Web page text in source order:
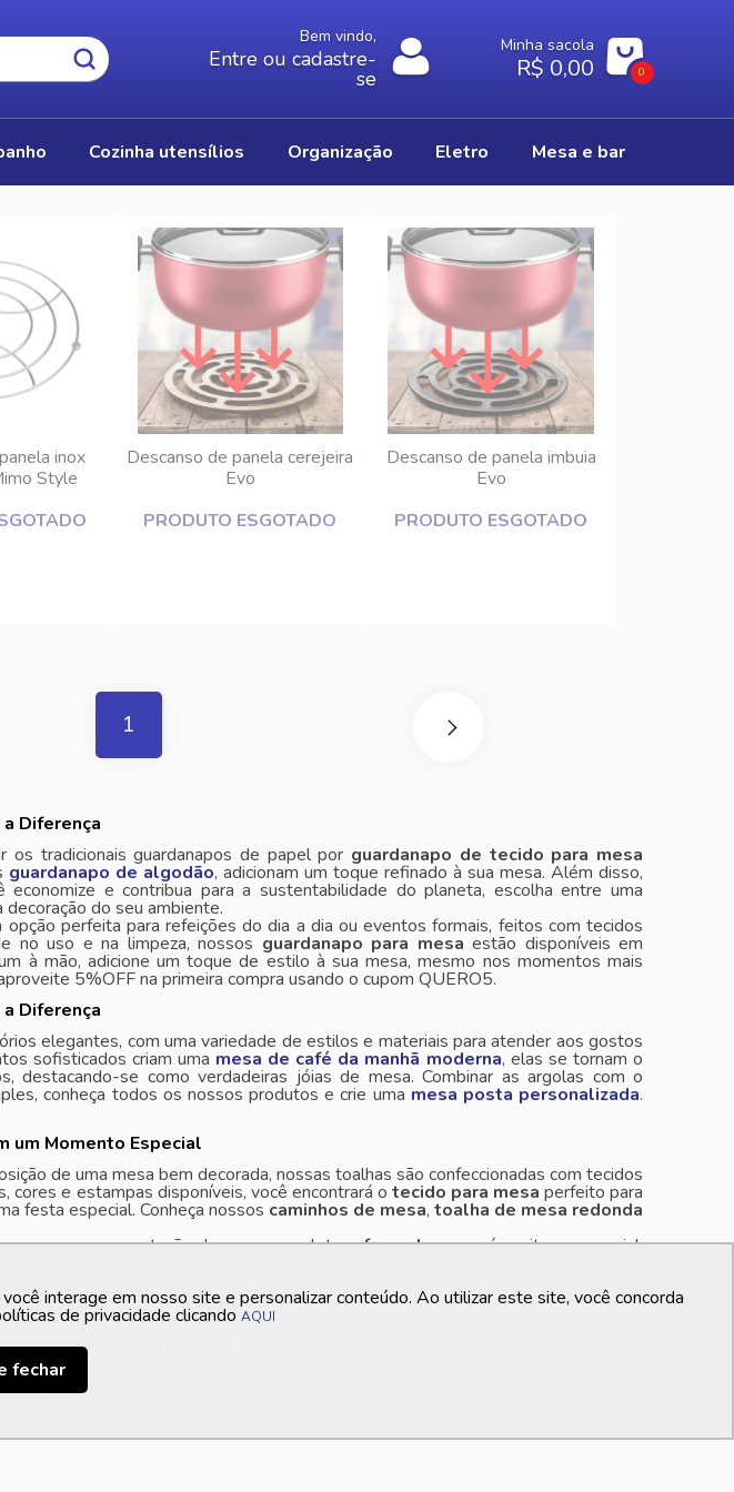
Bem vindo,
Entre ou cadastre-
se
Minha sacola
R$ 0,00 0
cozinha utensílios organização eletro mesa e bar
inox
Style
Descanso de panela cerejeira
Evo
PRODUTO ESGOTADO
Descanso de panela imbuia
Evo
PRODUTO ESGOTADO
1
Diferença
tradicionais guardanapos de papel por guardanapo de tecido para mesa
guardanapo de algodão, adicionam um toque refinado à sua mesa. Além disso,
e contribua para a sustentabilidade do planeta, escolha entre uma
do seu ambiente.
opção perfeita para refeições do dia a dia ou eventos formais, feitos com tecidos
no uso e na limpeza, nossos guardanapo para mesa estão disponíveis em
à mão, adicione um toque de estilo à sua mesa, mesmo nos momentos mais
5%OFF na primeira compra usando o cupom QUERO5.
Diferença
elegantes, com uma variedade de estilos e materiais para atender aos gostos
sofisticados criam uma mesa de café da manhã moderna, elas se tornam o
destacando-se como verdadeiras jóias de mesa. Combinar as argolas com o
conheça todos os nossos produtos e crie uma mesa posta personalizada.
um Momento Especial
de uma mesa bem decorada, nossas toalhas são confeccionadas com tecidos
cores e estampas disponíveis, você encontrará o tecido para mesa perfeito para
festa especial. Conheça nossos caminhos de mesa, toalha de mesa redonda
para uma apresentação de mesa completa, oforro de mesaé um item essencial,
aparelhos de chá e jantar
para atender aos gostos mais sofisticados, nossos conjuntos não oferecem
elegância e estilo para a sua mesa posta. Deixe-se encantar pela seleção de
sua mesa posta em um verdadeiro espetáculo visual. Enviamos para todo o
interage em nosso site e personalizar conteúdo. Ao utilizar este site, você concorda
de privacidade clicando AQUI
fechar